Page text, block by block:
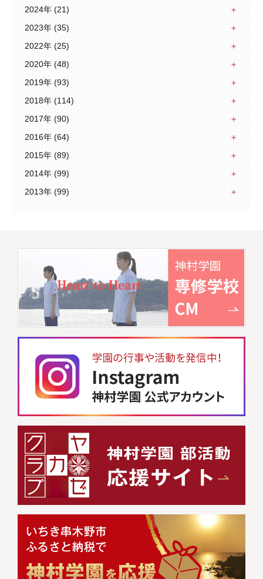
2024年 (21)
2023年 (35)
2022年 (25)
2020年 (48)
2019年 (93)
2018年 (114)
2017年 (90)
2016年 (64)
2015年 (89)
2014年 (99)
2013年 (99)